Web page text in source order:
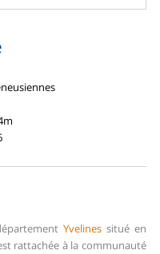
Yvelines situé en
rattachée à la communauté